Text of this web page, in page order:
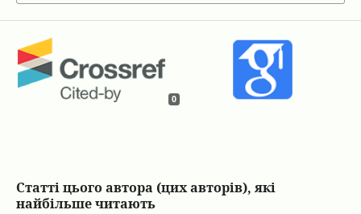
0
Статті цього автора (цих авторів), які
найбільше читають